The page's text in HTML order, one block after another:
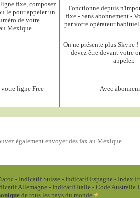
fixe, composez
le pour appeler un
de votre
Mexique
Fonctionne depuis
fixe - Sans abonnement -
par votre opérateur
On ne présente plus Skype
devez être devant votre
appeler.
ligne Free Avec
également envoyer des fax au Mexique.
- Indicatif Suisse - Indicatif Espagne - Index
Allemagne- Indicatif Italie- Code Australie
de tous les pays du monde